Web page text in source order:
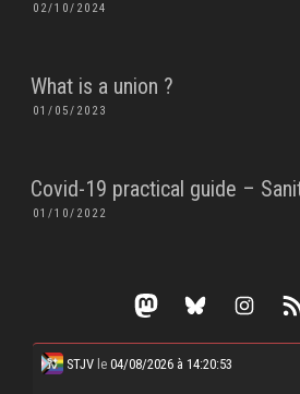
POSTED
02/10/2024
What is a union ?
POSTED
01/05/2023
Covid-19 practical guide –
POSTED
01/10/2022
Mastodon Bluesky Instagram RSS Feed
STJV le 04/08/2026 à 14:20:53